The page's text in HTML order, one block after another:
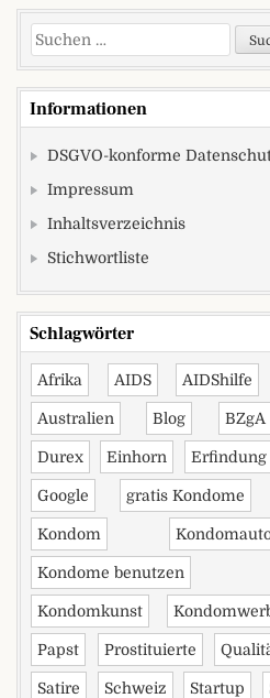
Suchen nach:
Informationen
DSGVO-konforme
Impressum
Inhaltsverzeichnis
Stichwortliste
Schlagwörter
Afrika AIDS AIDShilfe
Australien Blog BZgA
Durex Einhorn Erfindung
Google gratis Kondome
Kondom
Kondome benutzen
Kondomkunst
Papst Prostituierte
Satire Schweiz Startup